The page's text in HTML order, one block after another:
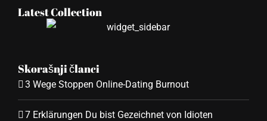
Latest Collection
Skorašnji članci
3 Wege Stoppen Online-Dating Burnout
7 Erklärungen Du bist Gezeichnet von Idioten